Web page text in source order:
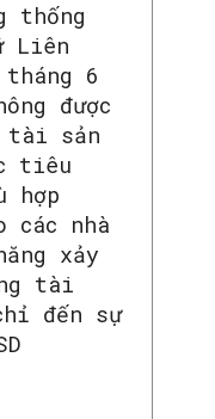
thống
Liên
6
được
tài sản
tiêu
hợp
nhà
xảy
tài
đến sự